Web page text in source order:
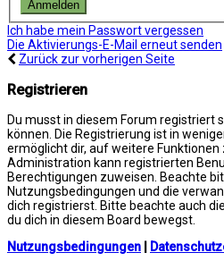
Ich habe mein Passwort vergessen
Die Aktivierungs-E-Mail erneut senden
Zurück zur vorherigen Seite
Registrieren
Du musst in diesem Forum registriert
können. Die Registrierung ist in
ermöglicht dir, auf weitere Funktionen
Administration kann registrierten
Berechtigungen zuweisen. Beachte
Nutzungsbedingungen und die
dich registrierst. Bitte beachte auch
du dich in diesem Board bewegst.
Nutzungsbedingungen